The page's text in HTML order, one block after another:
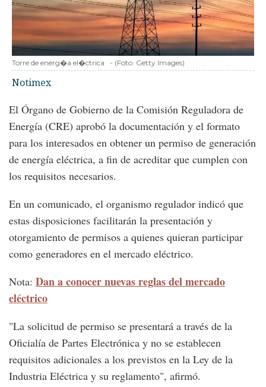
Torre de energ�a el�ctrica - (Foto: Getty Images)
Notimex
El Órgano de Gobierno de la Comisión Reguladora de
Energía (CRE) aprobó la documentación y el formato
para los interesados en obtener un permiso de generación
de energía eléctrica, a fin de acreditar que cumplen con
los requisitos necesarios.
En un comunicado, el organismo regulador indicó que
estas disposiciones facilitarán la presentación y
otorgamiento de permisos a quienes quieran participar
como generadores en el mercado eléctrico.
Nota: Dan a conocer nuevas reglas del mercado
eléctrico
"La solicitud de permiso se presentará a través de la
Oficialía de Partes Electrónica y no se establecen
requisitos adicionales a los previstos en la Ley de la
Industria Eléctrica y su reglamento", afirmó.